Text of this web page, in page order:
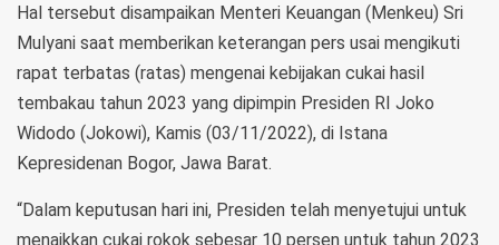
Hal tersebut disampaikan Menteri Keuangan (Menkeu) Sri
Mulyani saat memberikan keterangan pers usai mengikuti
rapat terbatas (ratas) mengenai kebijakan cukai hasil
tembakau tahun 2023 yang dipimpin Presiden RI Joko
Widodo (Jokowi), Kamis (03/11/2022), di Istana
Kepresidenan Bogor, Jawa Barat.
“Dalam keputusan hari ini, Presiden telah menyetujui untuk
menaikkan cukai rokok sebesar 10 persen untuk tahun 2023